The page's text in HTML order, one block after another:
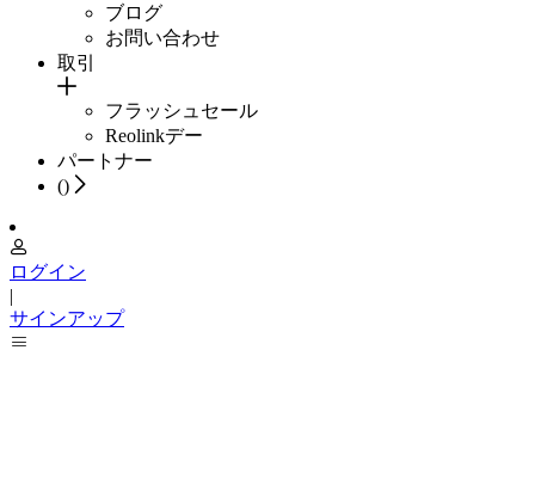
ブログ
お問い合わせ
取引
フラッシュセール
Reolinkデー
パートナー
()
ログイン
|
サインアップ